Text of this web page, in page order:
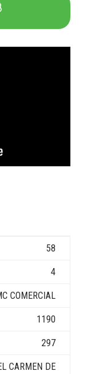
58
4
COMERCIAL
1190
297
CARMEN DE